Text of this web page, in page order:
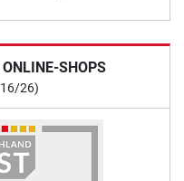
SHOPS
16/26)